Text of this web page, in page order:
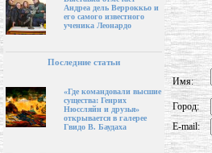
Андреа дель Верроккьо и
его самого известного
ученика Леонардо
Последние статьи
«Где командовали высшие
существа: Генрих
Нюссляйн и друзья»
открывается в галерее
Гвидо В. Баудаха
Имя:
Город:
E-mail: